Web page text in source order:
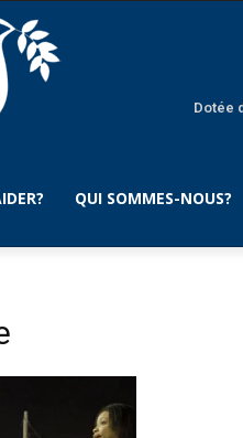
Dotée
QUI SOMMES-NOUS?